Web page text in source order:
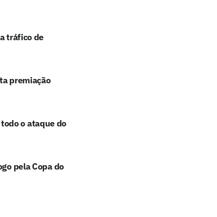
tráfico de
premiação
o ataque do
pela Copa do